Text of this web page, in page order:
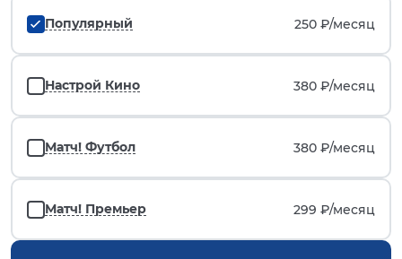
Популярный 250 ₽/месяц
Настрой Кино 380 ₽/месяц
Матч! Футбол 380 ₽/месяц
Матч! Премьер 299 ₽/месяц